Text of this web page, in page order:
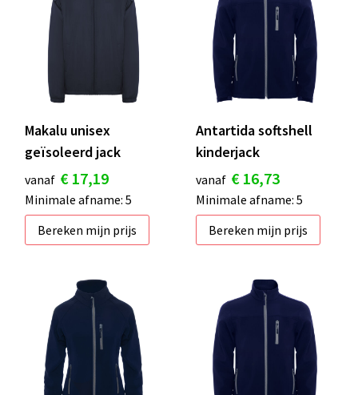
Makalu unisex
geïsoleerd jack
vanaf € 17,19
Minimale afname: 5
Bereken mijn prijs
Antartida softshell
kinderjack
vanaf € 16,73
Minimale afname: 5
Bereken mijn prijs